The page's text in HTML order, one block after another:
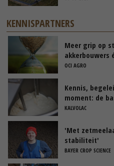
KENNISPARTNERS
Meer grip op
akkerbouwers
OCI AGRO
Kennis,
moment: de
KALVOLAC
'Met
stabiliteit'
BAYER CROP SCIENCE